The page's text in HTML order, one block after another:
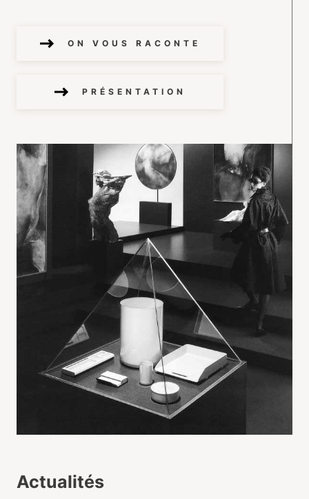
ON VOUS RACONTE
PRÉSENTATION
Actualités